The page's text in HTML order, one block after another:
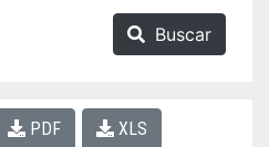
Buscar
PDF
XLS